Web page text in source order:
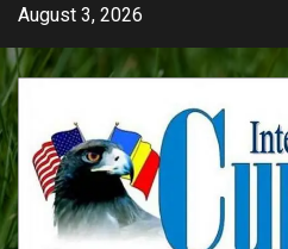
Skip
content
August 3, 2026